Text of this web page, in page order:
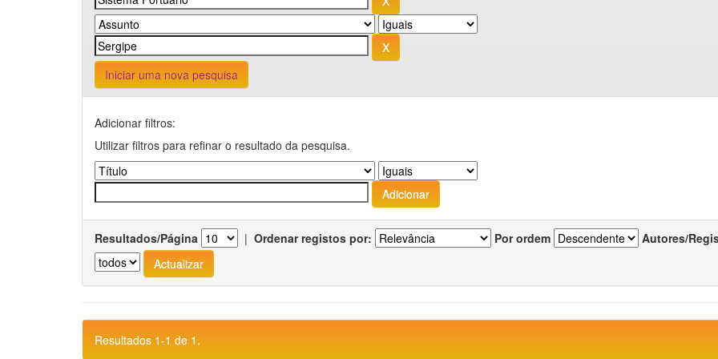
Iniciar uma nova pesquisa
Adicionar filtros:
Utilizar filtros para refinar o resultado da pesquisa.
Resultados/Página | Ordenar registos por: Por ordem Autores/
Resultados 1-1 de 1.